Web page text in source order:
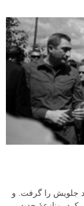
جلویش را گرفت. و